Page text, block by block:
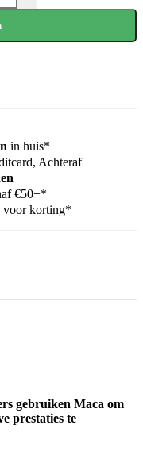
in huis*
Achteraf
€50+*
voor korting*
gebruiken Maca om
prestaties te